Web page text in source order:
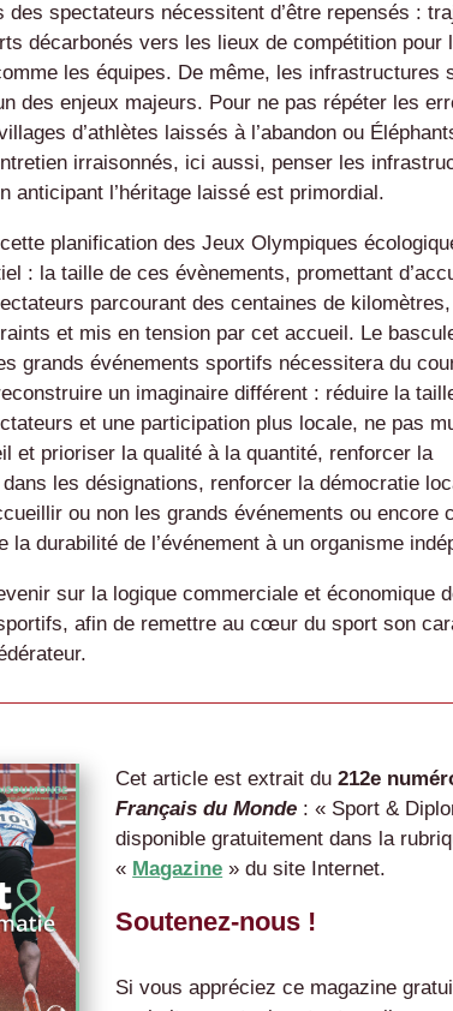
des spectateurs nécessitent d’être repensés :
décarbonés vers les lieux de compétition pour
les équipes. De même, les infrastructures
des enjeux majeurs. Pour ne pas répéter les
d’athlètes laissés à l’abandon ou
irraisonnés, ici aussi, penser les
anticipant l’héritage laissé est primordial.
planification des Jeux Olympiques
: la taille de ces évènements, promettant
parcourant des centaines de
et mis en tension par cet accueil. Le
grands événements sportifs nécessitera du
un imaginaire différent : réduire la
et une participation plus locale, ne pas
et prioriser la qualité à la quantité, renforcer la
les désignations, renforcer la démocratie
ou non les grands événements ou encore
la durabilité de l’événement à un organisme
sur la logique commerciale et économique
afin de remettre au cœur du sport son
Cet article est extrait du212e
Français du Monde : « Sport &
disponible gratuitement dans la
« Magazine » du site Internet.
Soutenez-nous !
Si vous appréciez ce magazine